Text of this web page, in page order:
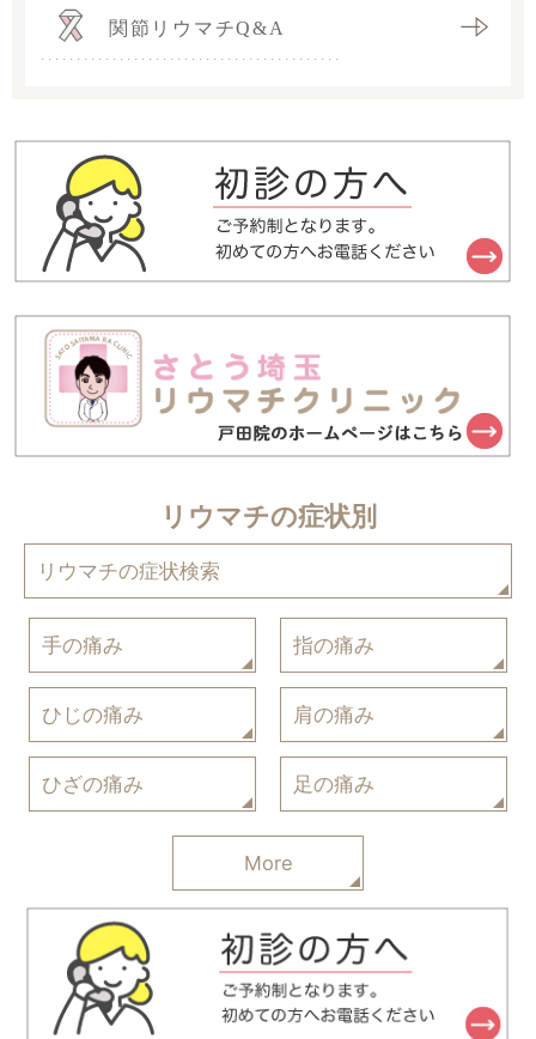
関節リウマチQ&A
リウマチの症状別
リウマチの症状検索
手の痛み 指の痛み
ひじの痛み 肩の痛み
ひざの痛み 足の痛み
More